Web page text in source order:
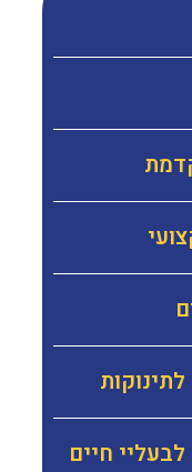
חיים